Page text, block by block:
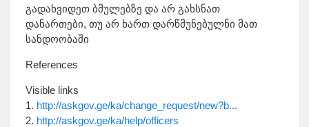
გადახვიდეთ ბმულებზე და არ გახსნათ
დანართები, თუ არ ხართ დარწმუნებულნი მათ
სანდოობაში
References
Visible links
1. http://askgov.ge/ka/change_request/new?b...
2. http://askgov.ge/ka/help/officers